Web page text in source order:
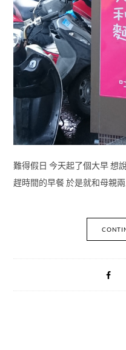
難得假日 今天起了個大早 想
趕時間的早餐 於是就和母親